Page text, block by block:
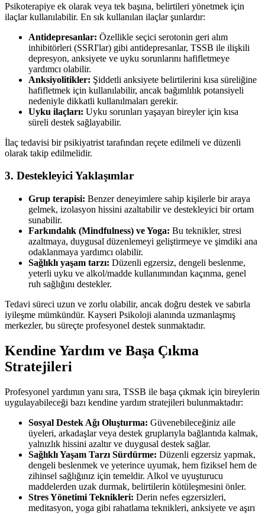
Psikoterapiye ek olarak veya tek başına, belirtileri yönetmek için
ilaçlar kullanılabilir. En sık kullanılan ilaçlar şunlardır:
Antidepresanlar: Özellikle seçici serotonin geri alım
inhibitörleri (SSRI'lar) gibi antidepresanlar, TSSB ile ilişkili
depresyon, anksiyete ve uyku sorunlarını hafifletmeye
yardımcı olabilir.
Anksiyolitikler: Şiddetli anksiyete belirtilerini kısa süreliğine
hafifletmek için kullanılabilir, ancak bağımlılık potansiyeli
nedeniyle dikkatli kullanılmaları gerekir.
Uyku ilaçları: Uyku sorunları yaşayan bireyler için kısa
süreli destek sağlayabilir.
İlaç tedavisi bir psikiyatrist tarafından reçete edilmeli ve düzenli
olarak takip edilmelidir.
3. Destekleyici Yaklaşımlar
Grup terapisi: Benzer deneyimlere sahip kişilerle bir araya
gelmek, izolasyon hissini azaltabilir ve destekleyici bir ortam
sunabilir.
Farkındalık (Mindfulness) ve Yoga: Bu teknikler, stresi
azaltmaya, duygusal düzenlemeyi geliştirmeye ve şimdiki ana
odaklanmaya yardımcı olabilir.
Sağlıklı yaşam tarzı: Düzenli egzersiz, dengeli beslenme,
yeterli uyku ve alkol/madde kullanımından kaçınma, genel
ruh sağlığını destekler.
Tedavi süreci uzun ve zorlu olabilir, ancak doğru destek ve sabırla
iyileşme mümkündür. Kayseri Psikoloji alanında uzmanlaşmış
merkezler, bu süreçte profesyonel destek sunmaktadır.
Kendine Yardım ve Başa Çıkma
Stratejileri
Profesyonel yardımın yanı sıra, TSSB ile başa çıkmak için bireylerin
uygulayabileceği bazı kendine yardım stratejileri bulunmaktadır:
Sosyal Destek Ağı Oluşturma: Güvenebileceğiniz aile
üyeleri, arkadaşlar veya destek gruplarıyla bağlantıda kalmak,
yalnızlık hissini azaltır ve duygusal destek sağlar.
Sağlıklı Yaşam Tarzı Sürdürme: Düzenli egzersiz yapmak,
dengeli beslenmek ve yeterince uyumak, hem fiziksel hem de
zihinsel sağlığınız için temeldir. Alkol ve uyuşturucu
maddelerden uzak durmak, belirtilerin kötüleşmesini önler.
Stres Yönetimi Teknikleri: Derin nefes egzersizleri,
meditasyon, yoga gibi rahatlama teknikleri, anksiyete ve aşırı